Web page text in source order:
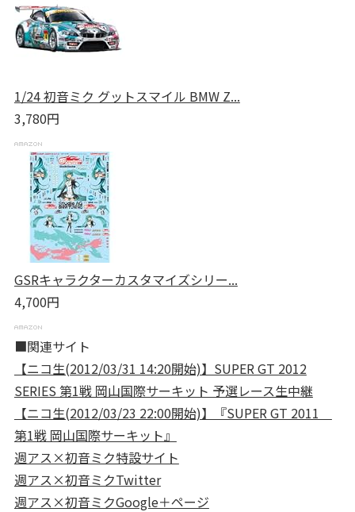
1/24 初音ミク グットスマイル BMW Z...
3,780円
GSRキャラクターカスタマイズシリー...
4,700円
■関連サイト
【ニコ生(2012/03/31 14:20開始)】SUPER GT 2012
SERIES 第1戦 岡山国際サーキット 予選レース生中継
【ニコ生(2012/03/23 22:00開始)】『SUPER GT 2011
第1戦 岡山国際サーキット』
週アス×初音ミク特設サイト
週アス×初音ミクTwitter
週アス×初音ミクGoogle＋ページ